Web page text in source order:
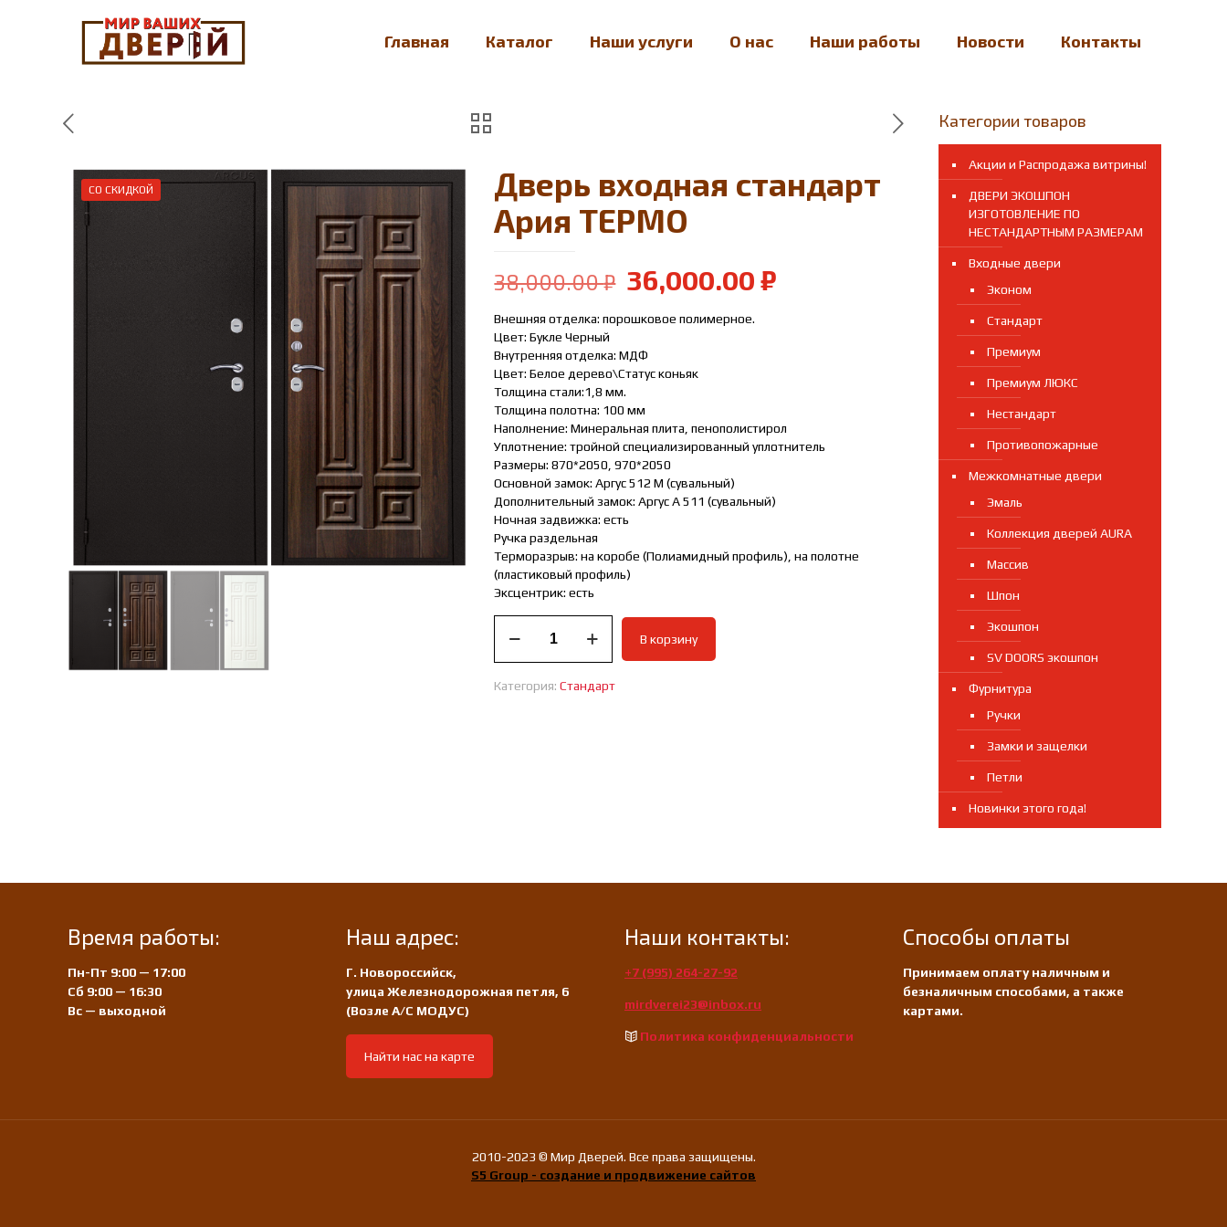
Главная Каталог Наши услуги О нас Наши работы Новости Контакты
СО СКИДКОЙ
Дверь входная стандарт
Ария ТЕРМО
38,000.00₽ Первоначальная
цена
составляла
38,000.00 ₽.
36,000.00₽
Внешняя отделка: порошковое полимерное.
Цвет: Букле Черный
Внутренняя отделка: МДФ
Цвет: Белое дерево\Статус коньяк
Толщина стали:1,8 мм.
Толщина полотна: 100 мм
Наполнение: Минеральная плита, пенополистирол
Уплотнение: тройной специализированный уплотнитель
Размеры: 870*2050, 970*2050
Основной замок: Аргус 512 М (сувальный)
Дополнительный замок: Аргус А 511 (сувальный)
Ночная задвижка: есть
Ручка раздельная
Терморазрыв: на коробе (Полиамидный профиль), на полотне
(пластиковый профиль)
Эксцентрик: есть
товара
Дверь
стандарт
В корзину
Категория:Стандарт
Категории товаров
Акции и Распродажа витрины!
ДВЕРИ ЭКОШПОН
ИЗГОТОВЛЕНИЕ ПО
НЕСТАНДАРТНЫМ РАЗМЕРАМ
Входные двери
Эконом
Стандарт
Премиум
Премиум ЛЮКС
Нестандарт
Противопожарные
Межкомнатные двери
Эмаль
Коллекция дверей AURA
Массив
Шпон
Экошпон
SV DOORS экошпон
Фурнитура
Ручки
Замки и защелки
Петли
Новинки этого года!
Время работы:
Пн-Пт 9:00 — 17:00
Сб 9:00 — 16:30
Вс — выходной
Наш адрес:
Г. Новороссийск,
улица Железнодорожная петля, 6
(Возле А/С МОДУС)
Найти нас на карте
Наши контакты:
+7 (995) 264-27-92
mirdverei23@inbox.ru
Политика конфиденциальности
Способы оплаты
Принимаем оплату наличным и
безналичным способами, а также
картами.
2010-2023 © Мир Дверей. Все права защищены.
S5 Group - создание и продвижение сайтов